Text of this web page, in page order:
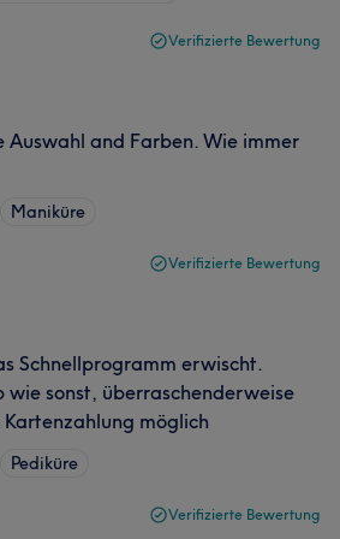
Verifizierte Bewertung
Auswahl and Farben. Wie immer
Maniküre
Verifizierte Bewertung
Schnellprogramm erwischt.
wie sonst, überraschenderweise
möglich
Pediküre
Verifizierte Bewertung